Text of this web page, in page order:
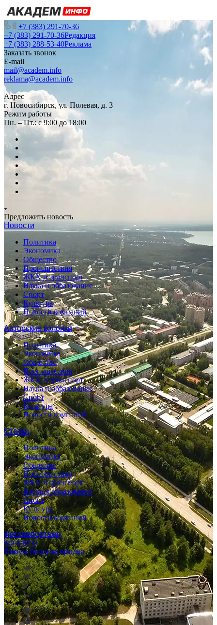
+7 (383) 291-70-36
+7 (383) 291-70-36Редакция
+7 (383) 288-53-40Реклама
Заказать звонок
E-mail
mail@academ.info
reklama@academ.info
Адрес
г. Новосибирск, ул. Полевая, д. 3
Режим работы
Пн. – Пт.: с 9:00 до 18:00
Предложить новость
Новости
Политика
Экономика
Общество
Происшествия
ЖКХ и транспорт
Наука и образование
Спорт
Культура
Новости компаний
Авторские колонки
Политика
Экономика
Общество
Происшествия
ЖКХ и транспорт
Наука и образование
Спорт
Культура
Новости компаний
Статьи
Политика
Экономика
Общество
Происшествия
ЖКХ и транспорт
Наука и образование
Спорт
Культура
Новости компаний
Фоторепортажи
Контакты
Форум Академгородка